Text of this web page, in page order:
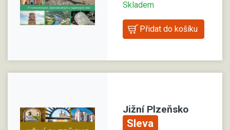
Skladem
Jižní Plzeňsko
Sleva